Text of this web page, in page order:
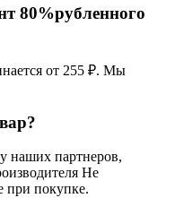
80%рубленного
от 255 ₽. Мы
наших партнеров,
Не
при покупке.